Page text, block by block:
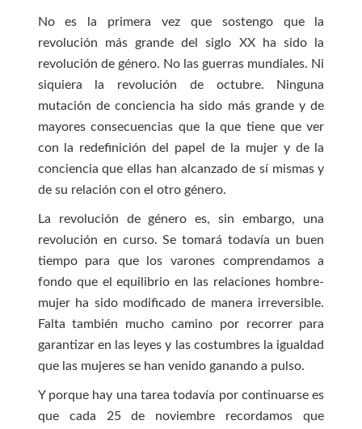
No es la primera vez que sostengo que la
revolución más grande del siglo XX ha sido la
revolución de género. No las guerras mundiales. Ni
siquiera la revolución de octubre. Ninguna
mutación de conciencia ha sido más grande y de
mayores consecuencias que la que tiene que ver
con la redefinición del papel de la mujer y de la
conciencia que ellas han alcanzado de sí mismas y
de su relación con el otro género.
La revolución de género es, sin embargo, una
revolución en curso. Se tomará todavía un buen
tiempo para que los varones comprendamos a
fondo que el equilibrio en las relaciones hombre-
mujer ha sido modificado de manera irreversible.
Falta también mucho camino por recorrer para
garantizar en las leyes y las costumbres la igualdad
que las mujeres se han venido ganando a pulso.
Y porque hay una tarea todavía por continuarse es
que cada 25 de noviembre recordamos que